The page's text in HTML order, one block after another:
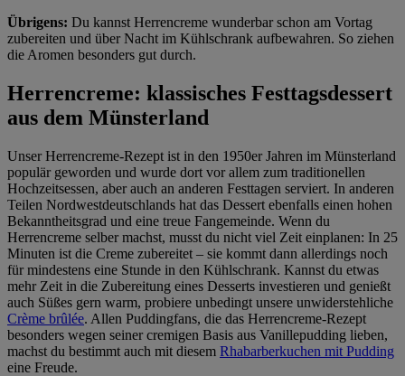
Übrigens: Du kannst Herrencreme wunderbar schon am Vortag
zubereiten und über Nacht im Kühlschrank aufbewahren. So ziehen
die Aromen besonders gut durch.
Herrencreme: klassisches Festtagsdessert
aus dem Münsterland
Unser Herrencreme-Rezept ist in den 1950er Jahren im Münsterland
populär geworden und wurde dort vor allem zum traditionellen
Hochzeitsessen, aber auch an anderen Festtagen serviert. In anderen
Teilen Nordwestdeutschlands hat das Dessert ebenfalls einen hohen
Bekanntheitsgrad und eine treue Fangemeinde. Wenn du
Herrencreme selber machst, musst du nicht viel Zeit einplanen: In 25
Minuten ist die Creme zubereitet – sie kommt dann allerdings noch
für mindestens eine Stunde in den Kühlschrank. Kannst du etwas
mehr Zeit in die Zubereitung eines Desserts investieren und genießt
auch Süßes gern warm, probiere unbedingt unsere unwiderstehliche
Crème brûlée. Allen Puddingfans, die das Herrencreme-Rezept
besonders wegen seiner cremigen Basis aus Vanillepudding lieben,
machst du bestimmt auch mit diesem Rhabarberkuchen mit Pudding
eine Freude.